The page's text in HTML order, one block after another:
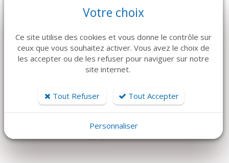
HARTMANN
CALOTS PERFORÉS
43 €
HU-FRIEDY
COUTEAU BUCK
Votre choix
Ce site utilise des cookies et vous donne le contrôle sur
ceux que vous souhaitez activer. Vous avez le choix de
les accepter ou de les refuser pour naviguer sur notre
site internet.
Tout Refuser Tout Accepter
Personnaliser